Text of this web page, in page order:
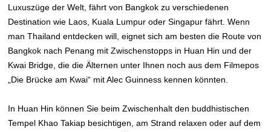
Luxuszüge der Welt, fährt von Bangkok zu verschiedenen
Destination wie Laos, Kuala Lumpur oder Singapur fährt. Wenn
man Thailand entdecken will, eignet sich am besten die Route von
Bangkok nach Penang mit Zwischenstopps in Huan Hin und der
Kwai Bridge, die die Älternen unter Ihnen noch aus dem Filmepos
„Die Brücke am Kwai“ mit Alec Guinness kennen könnten.
In Huan Hin können Sie beim Zwischenhalt den buddhistischen
Tempel Khao Takiap besichtigen, am Strand relaxen oder auf dem